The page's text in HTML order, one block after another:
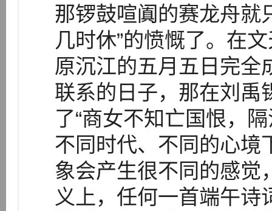
那锣鼓喧阗的赛龙舟就
几时休”的愤慨了。在
原沉江的五月五日完全
联系的日子，那在刘禹
了“商女不知亡国恨，
不同时代、不同的心境
象会产生很不同的感觉
义上，任何一首端午诗